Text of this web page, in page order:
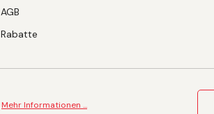
AGB
Rabatte
Mehr Informationen ...